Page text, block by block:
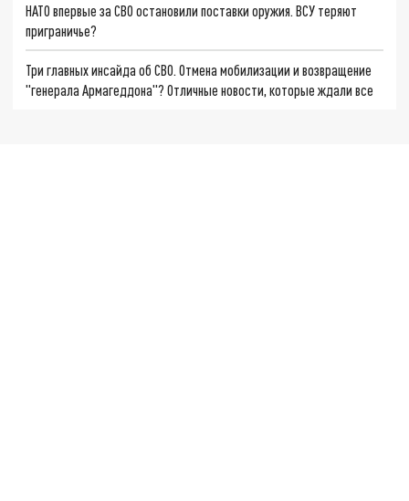
НАТО впервые за СВО остановили поставки оружия. ВСУ теряют
приграничье?
Три главных инсайда об СВО. Отмена мобилизации и возвращение
"генерала Армагеддона"? Отличные новости, которые ждали все